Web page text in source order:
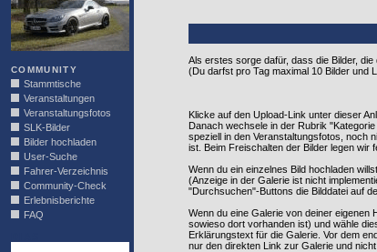
COMMUNITY
Stammtische
Veranstaltungen
Veranstaltungsfotos
SLK-Bilder
Bilder hochladen
User-Suche
Fahrer-Verzeichnis
Community-Check
Erlebnisberichte
FAQ
Als erstes sorge dafür, dass die Bilder,
(Du darfst pro Tag maximal 10 Bilder und
Klicke auf den Upload-Link unter dieser
Danach wechsele in der Rubrik
speziell in den Veranstaltungsfotos, noch
ist. Beim Freischalten der Bilder legen wir
Wenn du ein einzelnes Bild hochladen
(Anzeige in der Galerie ist nicht
"Durchsuchen"-Buttons die Bilddatei auf
Wenn du eine Galerie von deiner
sowieso dort vorhanden ist) und wähle
Erklärungstext für die Galerie. Vor dem
nur den direkten Link zur Galerie und